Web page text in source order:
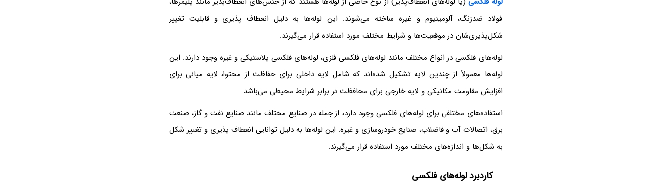
فولاد ضدزنگ، آلومینیوم و غیره ساخته می‌شوند. این لوله‌ها به دلیل انعطاف پذیری و قابلیت تغییر
شکل‌پذیری‌شان در موقعیت‌ها و شرایط مختلف مورد استفاده قرار می‌گیرند.
لوله‌های فلکسی در انواع مختلف مانند لوله‌های فلکسی فلزی، لوله‌های فلکسی پلاستیکی و غیره وجود دارند. این
لوله‌ها معمولاً از چندین لایه تشکیل شده‌اند که شامل لایه داخلی برای حفاظت از محتوا، لایه میانی برای
افزایش مقاومت مکانیکی و لایه خارجی برای محافظت در برابر شرایط محیطی می‌باشد.
استفاده‌های مختلفی برای لوله‌های فلکسی وجود دارد، از جمله در صنایع مختلف مانند صنایع نفت و گاز، صنعت
برق، اتصالات آب و فاضلاب، صنایع خودروسازی و غیره. این لوله‌ها به دلیل توانایی انعطاف پذیری و تغییر شکل
به شکل‌ها و اندازه‌های مختلف مورد استفاده قرار می‌گیرند.
کاردبرد لوله‌های فلکسی